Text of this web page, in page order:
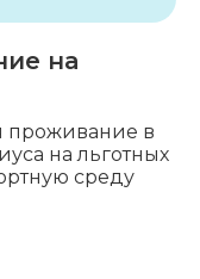
на
проживание в
на льготных
среду